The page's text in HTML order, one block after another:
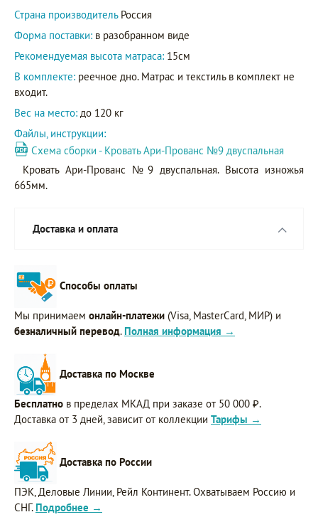
Страна производитель Россия
Форма поставки: в разобранном виде
Рекомендуемая высота матраса: 15см
В комплекте: реечное дно. Матрас и текстиль в комплект не
входит.
Вес на место: до 120 кг
Файлы, инструкции:
Схема сборки - Кровать Ари-Прованс №9 двуспальная
Кровать Ари-Прованс №9 двуспальная. Высота изножья
665мм.
Доставка и оплата
Способы оплаты
Мы принимаем онлайн-платежи (Visa, MasterCard, МИР) и
безналичный перевод. Полная информация →
Доставка по Москве
Бесплатно в пределах МКАД при заказе от 50 000 ₽.
Доставка от 3 дней, зависит от коллекции Тарифы →
Доставка по России
ПЭК, Деловые Линии, Рейл Континент. Охватываем Россию и
СНГ. Подробнее →